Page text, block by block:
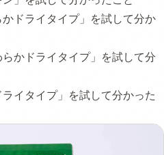
ドライタイプ」を試して分か
かドライタイプ」を試して分
イタイプ」を試して分かった